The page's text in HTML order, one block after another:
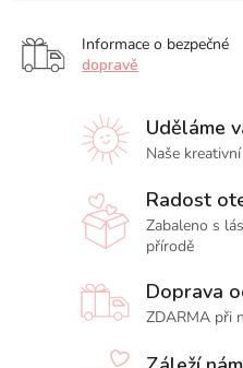
Informace o bezpečné
dopravě
Uděláme
Naše
Radost
Zabaleno s
přírodě
Doprava
ZDARMA při